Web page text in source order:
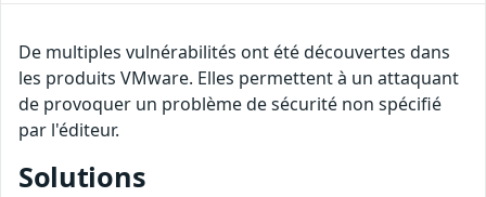
De multiples vulnérabilités ont été découvertes dans
les produits VMware. Elles permettent à un attaquant
de provoquer un problème de sécurité non spécifié
par l'éditeur.
Solutions